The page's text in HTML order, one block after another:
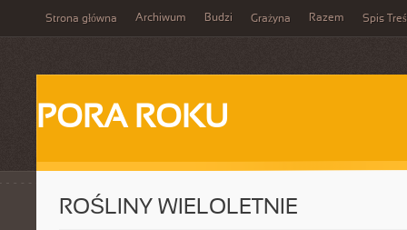
Strona główna Archiwum Budzi Grażyna Razem Spis
PORA ROKU
ROŚLINY WIELOLETNIE